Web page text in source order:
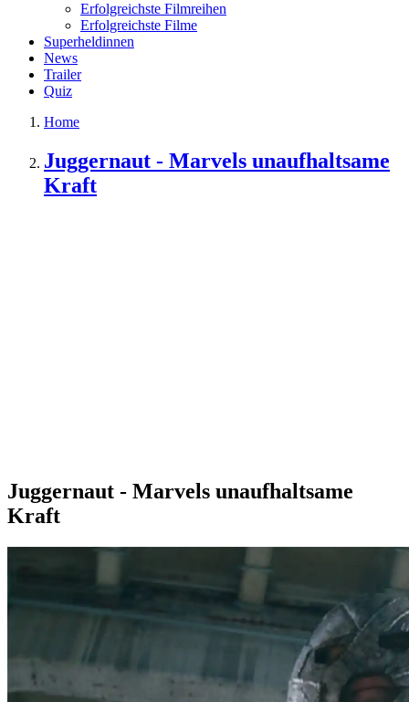
Erfolgreichste Filmreihen
Erfolgreichste Filme
Superheldinnen
News
Trailer
Quiz
Home
Juggernaut - Marvels unaufhaltsame
Kraft
Juggernaut - Marvels unaufhaltsame
Kraft